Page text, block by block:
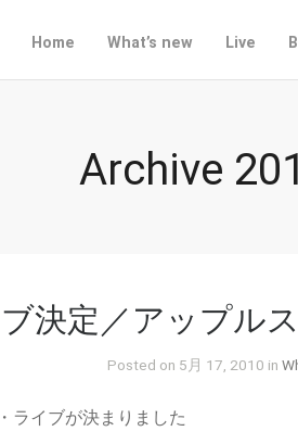
Home What’s new Live
Archive
決定／アップルス
Posted on 5月 17, 2010 in
ライブが決まりました